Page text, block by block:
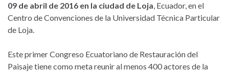
09 de abril de 2016 en la ciudad de Loja, Ecuador, en el
Centro de Convenciones de la Universidad Técnica Particular
de Loja.
Este primer Congreso Ecuatoriano de Restauración del
Paisaje tiene como meta reunir al menos 400 actores de la